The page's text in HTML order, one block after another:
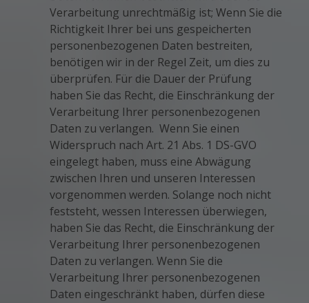
Verarbeitung unrechtmäßig ist; Wenn Sie die
Richtigkeit Ihrer bei uns gespeicherten
personenbezogenen Daten bestreiten,
benötigen wir in der Regel Zeit, um dies zu
überprüfen. Für die Dauer der Prüfung
haben Sie das Recht, die Einschränkung der
Verarbeitung Ihrer personenbezogenen
Daten zu verlangen. Wenn Sie einen
Widerspruch nach Art. 21 Abs. 1 DS-GVO
eingelegt haben, muss eine Abwägung
zwischen Ihren und unseren Interessen
vorgenommen werden. Solange noch nicht
feststeht, wessen Interessen überwiegen,
haben Sie das Recht, die Einschränkung der
Verarbeitung Ihrer personenbezogenen
Daten zu verlangen. Wenn Sie die
Verarbeitung Ihrer personenbezogenen
Daten eingeschränkt haben, dürfen diese